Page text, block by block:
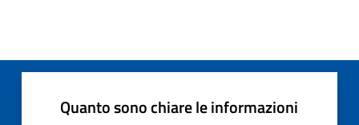
Quanto sono chiare le informazioni